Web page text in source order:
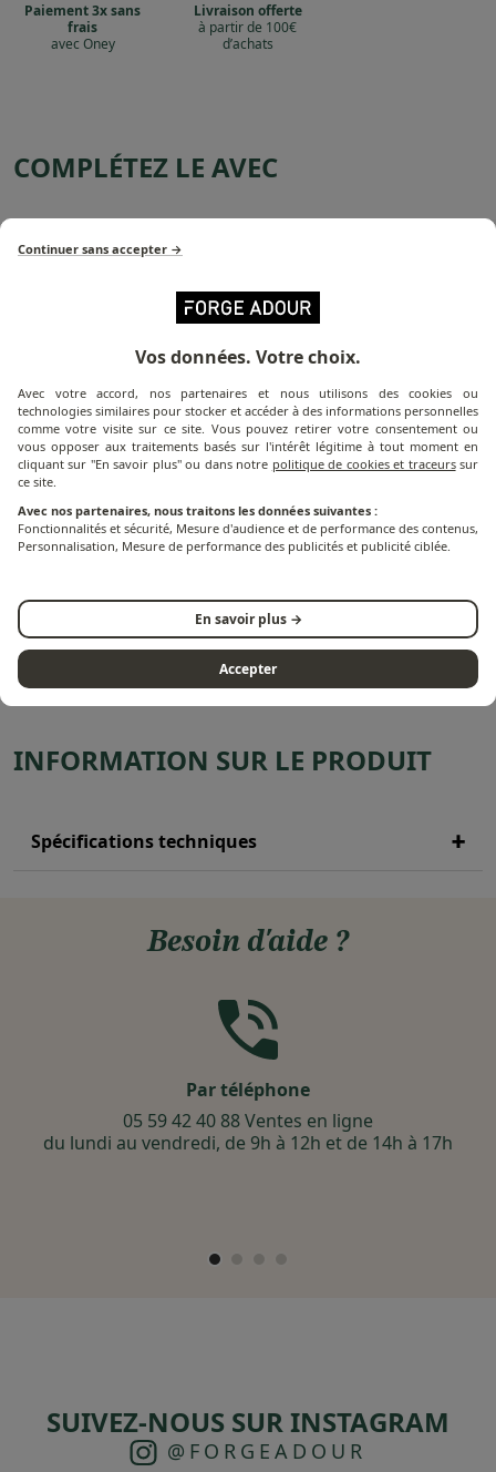
Paiement 3x sans
frais
avec Oney
Livraison offerte
à partir de 100€
d’achats
COMPLÉTEZ LE AVEC
Housse pour Chariot
plancha Premium et Origin
60 cm
29avis
74,17 €
Kit De Nettoyage
Absorb
38avis
20,83 €
INFORMATION SUR LE PRODUIT
Spécifications techniques
Besoin d'aide ?
Par téléphone
05 59 42 40 88 Ventes en ligne
du lundi au vendredi, de 9h à 12h et de 14h à 17h
SUIVEZ-NOUS SUR INSTAGRAM
@FORGEADOUR
Continuer sans accepter →
Vos données. Votre choix.
Avec votre accord, nos partenaires et nous utilisons des cookies ou
technologies similaires pour stocker et accéder à des informations personnelles
comme votre visite sur ce site. Vous pouvez retirer votre consentement ou
vous opposer aux traitements basés sur l'intérêt légitime à tout moment en
cliquant sur "En savoir plus" ou dans notre politique de cookies et traceurssur
ce site.
Avec nos partenaires, nous traitons les données suivantes :
Fonctionnalités et sécurité, Mesure d'audience et de performance des contenus,
Personnalisation, Mesure de performance des publicités et publicité ciblée.
En savoir plus →
Accepter